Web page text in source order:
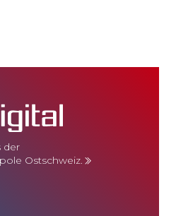
der
Ostschweiz.